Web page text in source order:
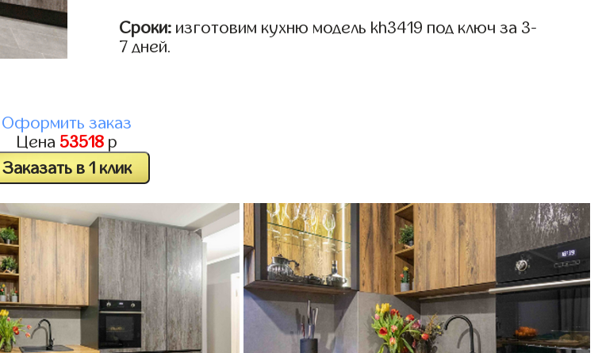
Сроки: изготовим кухню модель kh3419 под ключ за 3-
7 дней.
Оформить заказ
Цена 53518 р
Заказать в 1 клик